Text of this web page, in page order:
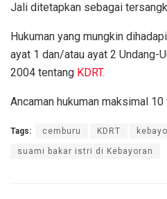
Jali ditetapkan sebagai
Hukuman yang mungkin
ayat 1 dan/atau ayat 2 Undang-
2004 tentang KDRT.
Ancaman hukuman maksimal 10
Tags: cemburu KDRT
suami bakar istri di Kebayoran